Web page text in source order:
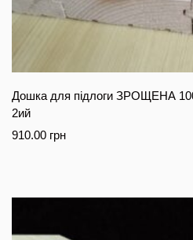
Дошка для підлоги ЗРОЩЕНА
2ий
910.00 грн